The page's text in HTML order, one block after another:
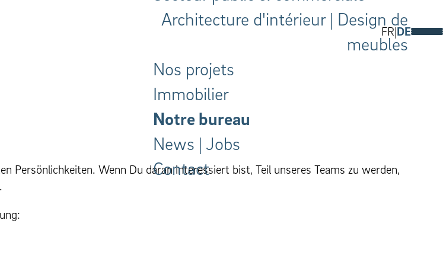
FR DE
Architecture d'intérieur | Design de
meubles
Nos projets
Immobilier
Notre bureau
News | Jobs
Contact
Per­sön­lichkeit­en. Wenn Du daran interessiert bist, Teil unseres Teams zu wer­den,